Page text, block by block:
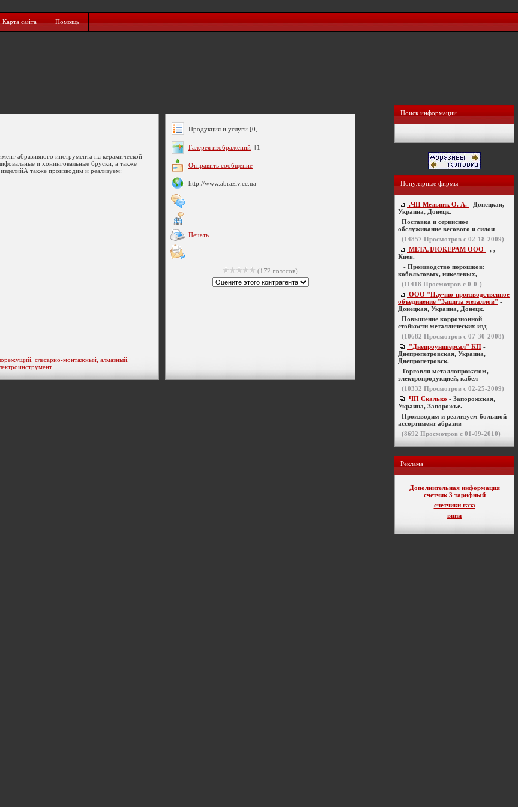
Карта сайта Помощь
абразивного инструмента на керамической
и хонинговальные бруски, а также
также производим и реализуем:
слесарно-монтажный, алмазный,
Продукция и услуги [0]
Галерея изображений [1]
Отправить сообщение
http://www.abraziv.cc.ua
Печать
(172 голосов)
Поиск информации
Популярные фирмы
.ЧП Мельник О. А. - Донецкая,
Украина, Донецк.
Поставка и сервисное
обслуживание весового и силои
(14857 Просмотров с 02-18-2009)
МЕТАЛЛОКЕРАМ ООО - , ,
Киев.
- Производство порошков:
кобальтовых, никелевых,
(11418 Просмотров с 0-0-)
ООО "Научно-производственное
объединение "Защита металлов" -
Донецкая, Украина, Донецк.
Повышение коррозионной
стойкости металлических изд
(10682 Просмотров с 07-30-2008)
"Днепроуниверсал" КП -
Днепропетровская, Украина,
Днепропетровск.
Торговля металлопрокатом,
электропродукцией, кабел
(10332 Просмотров с 02-25-2009)
ЧП Скалько - Запорожская,
Украина, Запорожье.
Производим и реализуем большой
ассортимент абразив
(8692 Просмотров с 01-09-2010)
Реклама
Дополнительная информация
счетчик 3 тарифный
счетчики газа
внии